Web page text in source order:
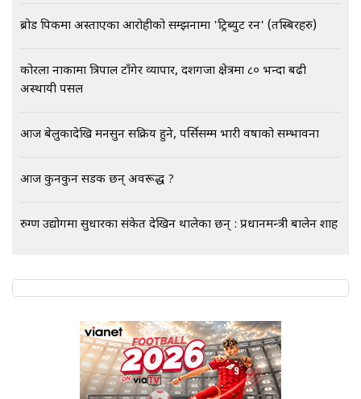
ब्रोड पिकमा अस्ताएका आरोहीको सम्झनामा 'ट्रिब्युट रन' (तस्बिरहरु)
कोरला नाकामा त्रिपाल टाँगेर व्यापार, दशगजा क्षेत्रमा ८० भन्दा बढी
अस्थायी पसल
आज बेलुकादेखि मनसुन सक्रिय हुने, पर्सिसम्म भारी वर्षाको सम्भावना
आज कुनकुन सडक छन् अवरूद्ध ?
रुग्ण उद्योगमा सुधारका संकेत देखिन थालेका छन् : प्रधानमन्त्री बालेन शाह